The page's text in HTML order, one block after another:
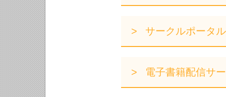
サークルポータ
電子書籍配信サ